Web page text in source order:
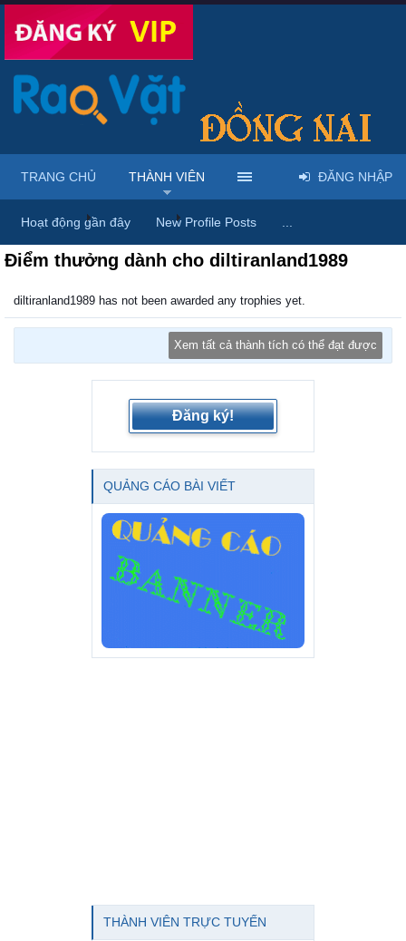
Trang chủ Thành viên diltiranland1989
Điểm thưởng dành cho diltiranland1989
diltiranland1989 has not been awarded any trophies yet.
Xem tất cả thành tích có thể đạt được
Đăng ký!
QUẢNG CÁO BÀI VIẾT
THÀNH VIÊN TRỰC TUYẾN
TRANG CHỦ THÀNH VIÊN
Hoạt động gần đây New Profile Posts
ĐĂNG NHẬP